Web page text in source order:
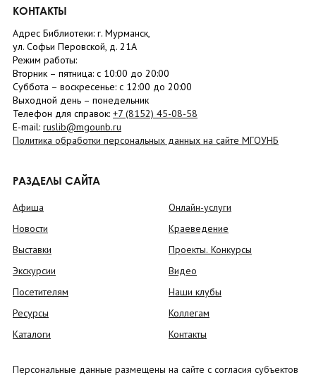
КОНТАКТЫ
Адрес Библиотеки: г. Мурманск,
ул. Софьи Перовской, д. 21А
Режим работы:
Вторник – пятница: с 10:00 до 20:00
Суббота – воскресенье: c 12:00 до 20:00
Выходной день – понедельник
Телефон для справок: +7 (8152) 45-08-58
E-mail: ruslib@mgounb.ru
Политика обработки персональных данных на сайте МГОУНБ
РАЗДЕЛЫ САЙТА
Афиша
Новости
Выставки
Экскурсии
Посетителям
Ресурсы
Каталоги
Онлайн-услуги
Краеведение
Проекты. Конкурсы
Видео
Наши клубы
Коллегам
Контакты
Персональные данные размещены на сайте с согласия субъектов